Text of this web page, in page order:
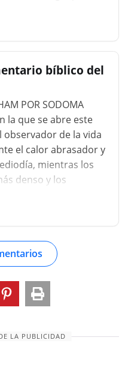
destino por su
aprendido que el
pero él aboga por
presenta ante el
de los impíos los
estas respuestas
"No lo haré por
por diez", eso.
los impíos, son la
de la destrucción.
sus santos.
de que leuden
bíblico del
POR SODOMA
la que se abre este
de la vida
el calor abrasador y
mientras los
denso y los
en la espesura
como la
en la puerta de
de Mamre. A
y soñador que es,
extraños lo
vigilia. Por notable
parece que
autor de Hebreos,
LA PUBLICIDAD